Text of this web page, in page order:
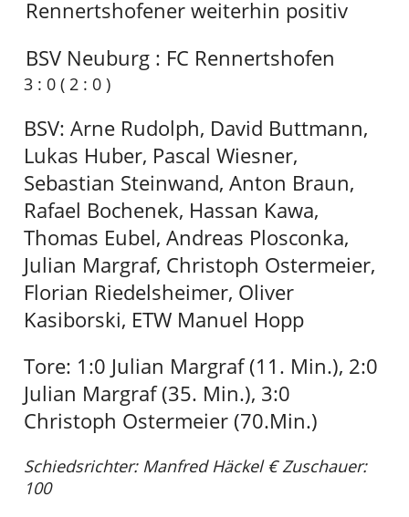
Rennertshofener weiterhin positiv
BSV Neuburg : FC Rennertshofen
3 : 0 ( 2 : 0 )
BSV: Arne Rudolph, David Buttmann,
Lukas Huber, Pascal Wiesner,
Sebastian Steinwand, Anton Braun,
Rafael Bochenek, Hassan Kawa,
Thomas Eubel, Andreas Plosconka,
Julian Margraf, Christoph Ostermeier,
Florian Riedelsheimer, Oliver
Kasiborski, ETW Manuel Hopp
Tore: 1:0 Julian Margraf (11. Min.), 2:0
Julian Margraf (35. Min.), 3:0
Christoph Ostermeier (70.Min.)
Schiedsrichter: Manfred Häckel € Zuschauer:
100